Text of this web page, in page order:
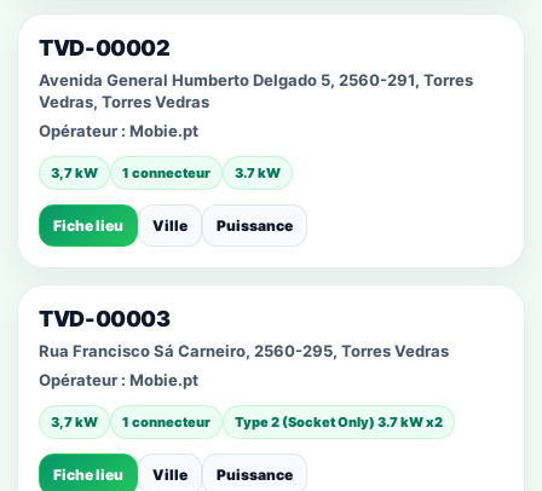
TVD-00002
Avenida General Humberto Delgado 5, 2560-291, Torres
Vedras, Torres Vedras
Opérateur : Mobie.pt
3,7 kW 1 connecteur 3.7 kW
Fiche lieu Ville Puissance
TVD-00003
Rua Francisco Sá Carneiro, 2560-295, Torres Vedras
Opérateur : Mobie.pt
3,7 kW 1 connecteur Type 2 (Socket Only) 3.7 kW x2
Fiche lieu Ville Puissance